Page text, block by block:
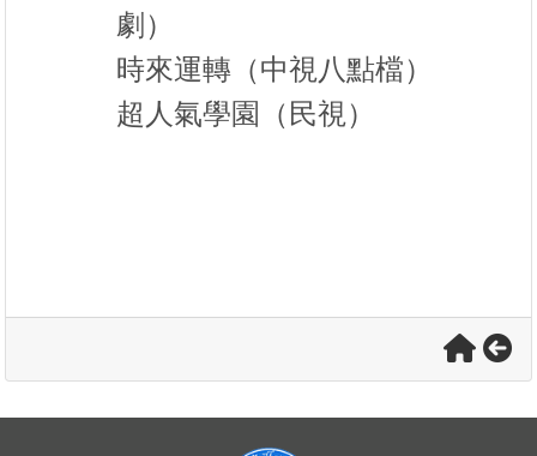
劇）
時來運轉（中視八點檔）
超人氣學園（民視）